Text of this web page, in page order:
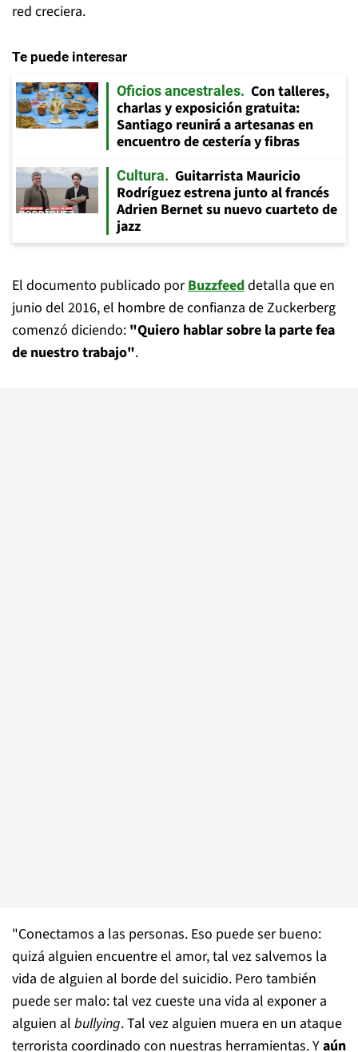
red creciera.
Te puede interesar
Oficios ancestrales
Con talleres,
charlas y exposición gratuita:
Santiago reunirá a artesanas en
encuentro de cestería y fibras
Cultura
Guitarrista Mauricio
Rodríguez estrena junto al francés
Adrien Bernet su nuevo cuarteto de
jazz
El documento publicado porBuzzfeeddetalla que en
junio del 2016, el hombre de confianza de Zuckerberg
comenzó diciendo: "Quiero hablar sobre la parte fea
de nuestro trabajo".
"Conectamos a las personas. Eso puede ser bueno:
quizá alguien encuentre el amor, tal vez salvemos la
vida de alguien al borde del suicidio. Pero también
puede ser malo: tal vez cueste una vida al exponer a
alguien al bullying. Tal vez alguien muera en un ataque
terrorista coordinado con nuestras herramientas. Yaún